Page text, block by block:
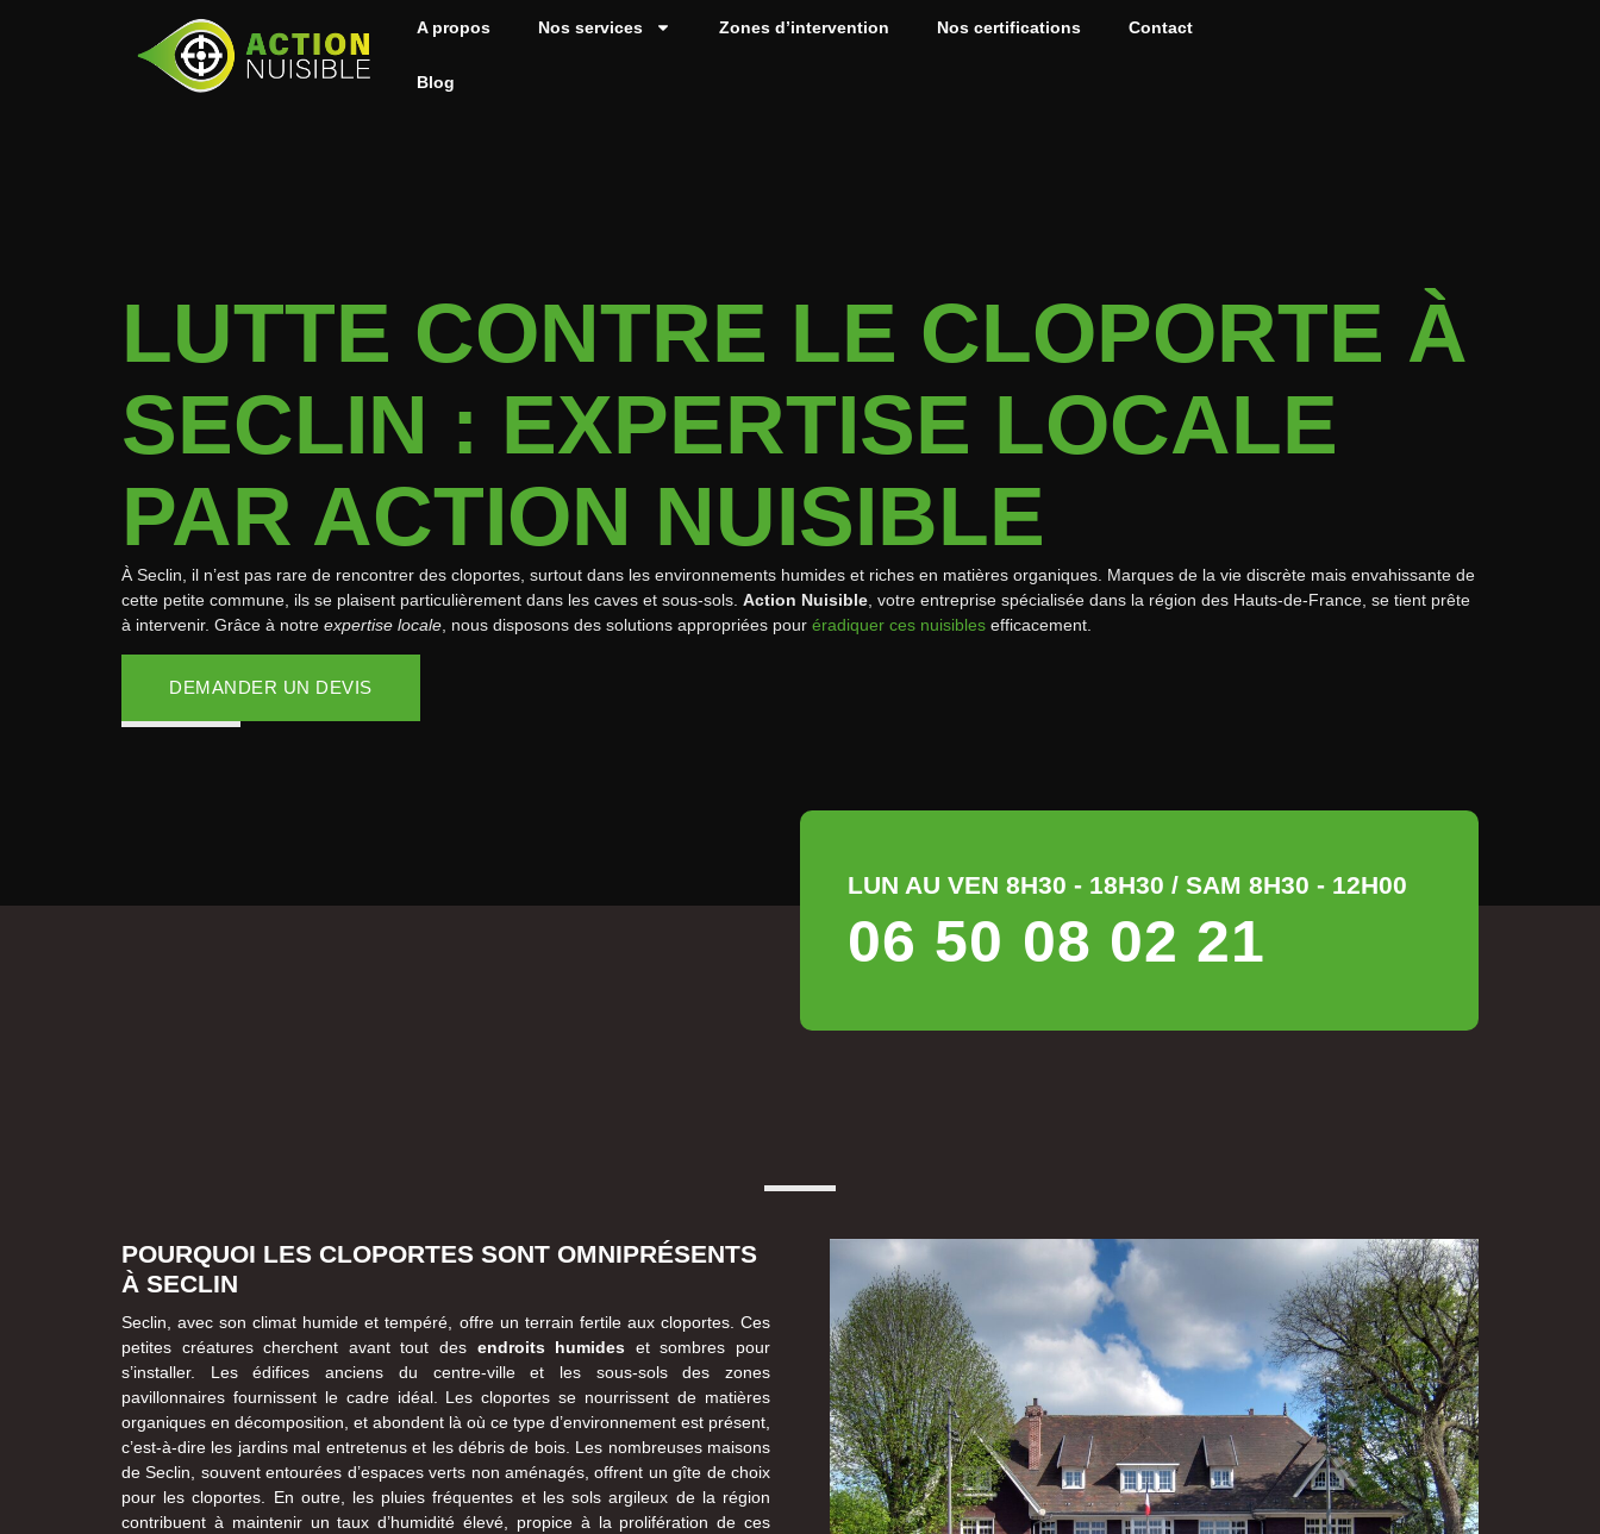
A propos Nos services Zones d’intervention Nos certifications Contact
Blog
LUTTE CONTRE LE CLOPORTE À
SECLIN : EXPERTISE LOCALE
PAR ACTION NUISIBLE
À Seclin, il n’est pas rare de rencontrer des cloportes, surtout dans les environnements humides et riches en matières organiques. Marques de la vie discrète mais envahissante de
cette petite commune, ils se plaisent particulièrement dans les caves et sous-sols. Action Nuisible , votre entreprise spécialisée dans la région des Hauts-de-France, se tient prête
à intervenir. Grâce à notre expertise locale , nous disposons des solutions appropriées pour éradiquer ces nuisibles efficacement.
DEMANDER UN DEVIS
LUN AU VEN 8H30 - 18H30 / SAM 8H30 - 12H00
06 50 08 02 21
POURQUOI LES CLOPORTES SONT OMNIPRÉSENTS
À SECLIN
Seclin, avec son climat humide et tempéré, offre un terrain fertile aux cloportes. Ces
petites créatures cherchent avant tout des endroits humides et sombres pour
s’installer. Les édifices anciens du centre-ville et les sous-sols des zones
pavillonnaires fournissent le cadre idéal. Les cloportes se nourrissent de matières
organiques en décomposition, et abondent là où ce type d’environnement est présent,
c’est-à-dire les jardins mal entretenus et les débris de bois. Les nombreuses maisons
de Seclin, souvent entourées d’espaces verts non aménagés, offrent un gîte de choix
pour les cloportes. En outre, les pluies fréquentes et les sols argileux de la région
contribuent à maintenir un taux d’humidité élevé, propice à la prolifération de ces